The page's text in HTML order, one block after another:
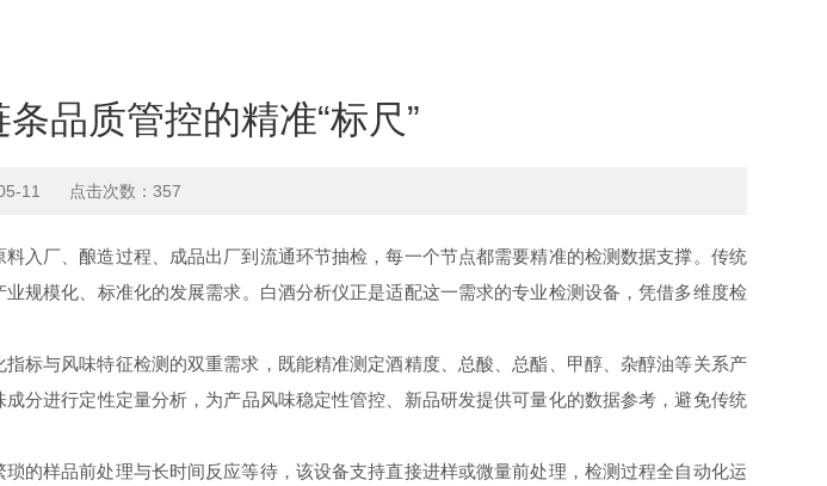
品质管控的精准“标尺”
05-11 点击次数：357
厂、酿造过程、成品出厂到流通环节抽检，每一个节点都需要精准的检测数据支撑。传统
规模化、标准化的发展需求。白酒分析仪正是适配这一需求的专业检测设备，凭借多维度检
标与风味特征检测的双重需求，既能精准测定酒精度、总酸、总酯、甲醇、杂醇油等关系产
分进行定性定量分析，为产品风味稳定性管控、新品研发提供可量化的数据参考，避免传统
样品前处理与长时间反应等待，该设备支持直接进样或微量前处理，检测过程全自动化运